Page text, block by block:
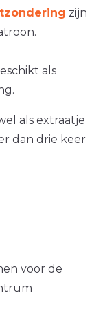
zijn
als
als extraatje
dan drie keer
voor de